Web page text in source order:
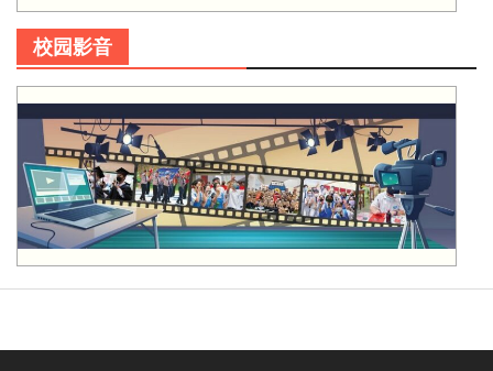
校园影音